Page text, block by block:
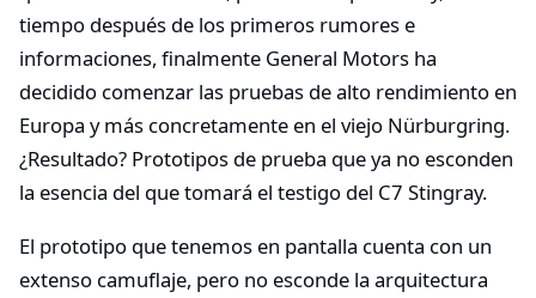
tiempo después de los primeros rumores e
informaciones, finalmente General Motors ha
decidido comenzar las pruebas de alto rendimiento en
Europa y más concretamente en el viejo Nürburgring.
¿Resultado? Prototipos de prueba que ya no esconden
la esencia del que tomará el testigo del C7 Stingray.
El prototipo que tenemos en pantalla cuenta con un
extenso camuflaje, pero no esconde la arquitectura